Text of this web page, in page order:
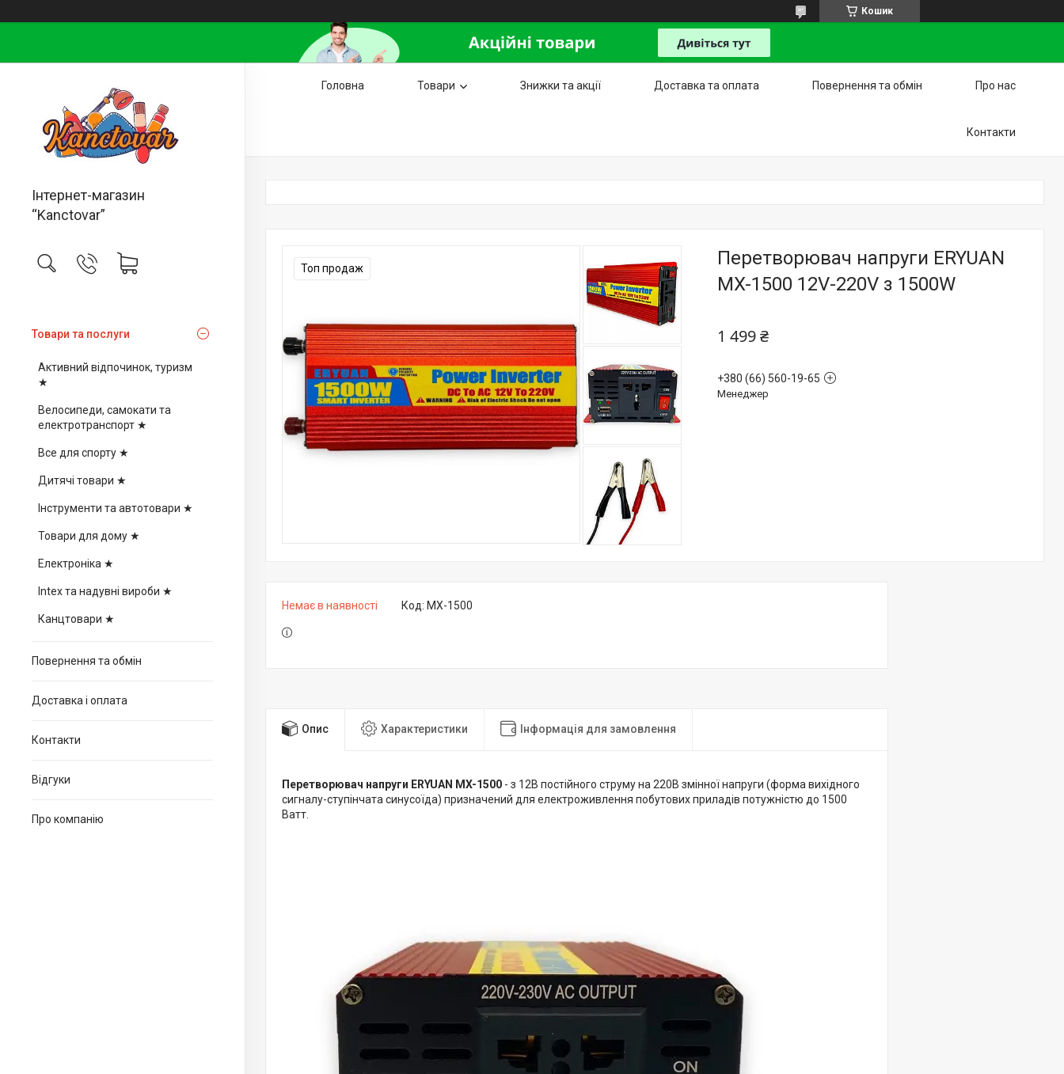
Кошик
Інтернет-магазин
“Kanctovar”
Товари та послуги
Активний відпочинок, туризм
★
Велосипеди, самокати та
електротранспорт ★
Все для спорту ★
Дитячі товари ★
Інструменти та автотовари ★
Товари для дому ★
Електроніка ★
Intex та надувні вироби ★
Канцтовари ★
Повернення та обмін
Доставка і оплата
Контакти
Відгуки
Про компанію
Головна Товари Знижки та акції Доставка та оплата Повернення та обмін Про нас
Контакти
Топ продаж
Перетворювач напруги ERYUAN
MX-1500 12V-220V з 1500W
1 499 ₴
+380 (66) 560-19-65
Менеджер
Немає в наявності Код: MX-1500
Опис Характеристики Інформація для замовлення
Перетворювач напруги ERYUAN MX-1500 - з 12В постійного струму на 220В змінної напруги (форма вихідного
сигналу-ступінчата синусоїда) призначений для електроживлення побутових приладів потужністю до 1500
Ватт.